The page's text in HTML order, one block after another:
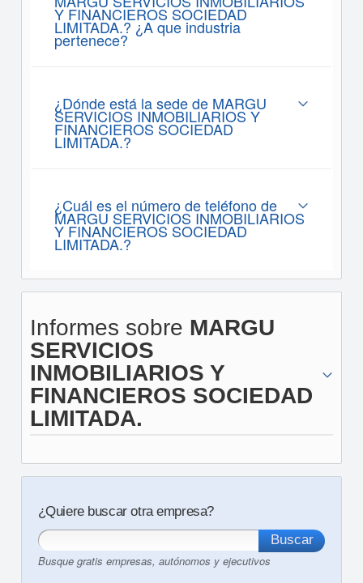
Y FINANCIEROS SOCIEDAD
LIMITADA.? ¿A que industria
pertenece?
¿Dónde está la sede de MARGU
SERVICIOS INMOBILIARIOS Y
FINANCIEROS SOCIEDAD
LIMITADA.?
¿Cuál es el número de teléfono de
MARGU SERVICIOS INMOBILIARIOS
Y FINANCIEROS SOCIEDAD
LIMITADA.?
Informes sobre MARGU
SERVICIOS
INMOBILIARIOS Y
FINANCIEROS SOCIEDAD
LIMITADA.
¿Quiere buscar otra empresa?
Busque gratis empresas, autónomos y ejecutivos